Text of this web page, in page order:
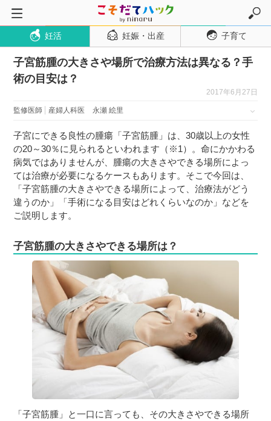
トップページ
妊活
妊娠・出産
妊娠中期
妊娠後期
出産
子育て・育児
１歳児
３〜６歳児
７〜１２歳児
妊活 妊娠・出産 子育て
子宮筋腫の大きさや場所で治療方法は異なる？手
術の目安は？
2017年6月27日
監修医師 産婦人科医 永瀬 絵里
子宮にできる良性の腫瘍「子宮筋腫」は、30歳以上の女性
の20～30％に見られるといわれます（※1）。命にかかわる
病気ではありませんが、腫瘍の大きさやできる場所によっ
ては治療が必要になるケースもあります。そこで今回は、
「子宮筋腫の大きさやできる場所によって、治療法がどう
違うのか」「手術になる目安はどれくらいなのか」などを
ご説明します。
子宮筋腫の大きさやできる場所は？
「子宮筋腫」と一口に言っても、その大きさやできる場所